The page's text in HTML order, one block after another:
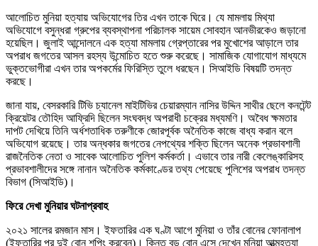
আলোচিত মুনিয়া হত্যায় অভিযোগের তির এখন তাকে ঘিরে। যে মামলায় মিথ্যা
অভিযোগে বসুন্ধরা গ্রুপের ব্যবস্থাপনা পরিচালক সায়েম সোবহান আনভীরকেও জড়ানো
হয়েছিল। জুলাই আন্দোলনে এক হত্যা মামলায় গ্রেপ্তারের পর মুখোশের আড়ালে তার
অপরাধ জগতের আসল রহস্য উন্মোচিত হতে শুরু করেছে। সামাজিক যোগাযোগ মাধ্যমে
ভুক্তভোগীরা এখন তার অপকর্মের ফিরিস্তি তুলে ধরছেন। সিআইডি বিষয়টি তদন্ত
করছে।
জানা যায়, বেসরকারি টিভি চ্যানেল মাইটিভির চেয়ারম্যান নাসির উদ্দিন সাথীর ছেলে কনটেন্ট
ক্রিয়েটর তৌহিদ আফ্রিদি ছিলেন সংঘবদ্ধ অপরাধী চক্রের মধ্যমণি। অবৈধ ক্ষমতার
দাপট দেখিয়ে তিনি অর্ধশতাধিক তরুণীকে জোরপূর্বক অনৈতিক কাজে বাধ্য করান বলে
অভিযোগ রয়েছে। তার অন্ধকার জগতের নেপথ্যের শক্তি ছিলেন অনেক প্রভাবশালী
রাজনৈতিক নেতা ও সাবেক আলোচিত পুলিশ কর্মকর্তা। এভাবে তার নারী কেলেঙ্কারিসহ
প্রভাবশালীদের সঙ্গে নানান অনৈতিক কর্মকাণ্ডের তথ্য পেয়েছে পুলিশের অপরাধ তদন্ত
বিভাগ (সিআইডি)।
ফিরে দেখা মুনিয়ার ঘটনাপ্রবাহ
২০২১ সালের রমজান মাস। ইফতারির এক ঘণ্টা আগে মুনিয়া ও তাঁর বোনের ফোনালাপ
(ইফতারির পর দুই বোন শপিং করবেন)। কিন্তু বড় বোন এসে দেখেন মুনিয়া আত্মহত্যা